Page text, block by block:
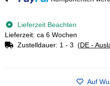
Lieferzeit Beachten
Lieferzeit: ca 6 Wochen
Zustelldauer: 1 - 3 (DE -
Auf